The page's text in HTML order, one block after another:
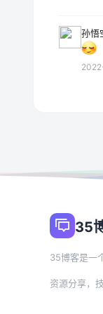
孙悟
35
35博客是一
资源分享，